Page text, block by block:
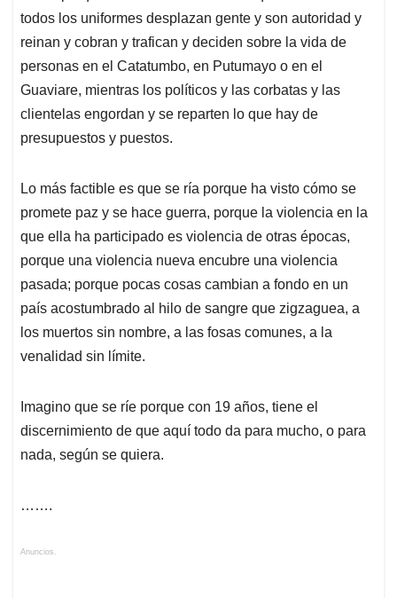
todos los uniformes desplazan gente y son autoridad y
reinan y cobran y trafican y deciden sobre la vida de
personas en el Catatumbo, en Putumayo o en el
Guaviare, mientras los políticos y las corbatas y las
clientelas engordan y se reparten lo que hay de
presupuestos y puestos.
Lo más factible es que se ría porque ha visto cómo se
promete paz y se hace guerra, porque la violencia en la
que ella ha participado es violencia de otras épocas,
porque una violencia nueva encubre una violencia
pasada; porque pocas cosas cambian a fondo en un
país acostumbrado al hilo de sangre que zigzaguea, a
los muertos sin nombre, a las fosas comunes, a la
venalidad sin límite.
Imagino que se ríe porque con 19 años, tiene el
discernimiento de que aquí todo da para mucho, o para
nada, según se quiera.
…….
Anuncios.